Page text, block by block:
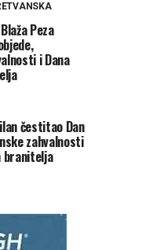
Peza
i Dana
čestitao Dan
zahvalnosti
branitelja